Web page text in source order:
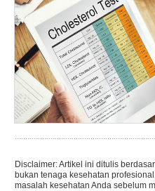
Disclaimer: Artikel ini ditulis
bukan tenaga kesehatan
masalah kesehatan Anda sebelum